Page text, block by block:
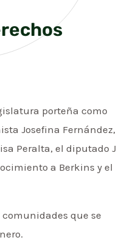
porteña como
Josefina
Peralta, el diputado
a Berkins y el
que se